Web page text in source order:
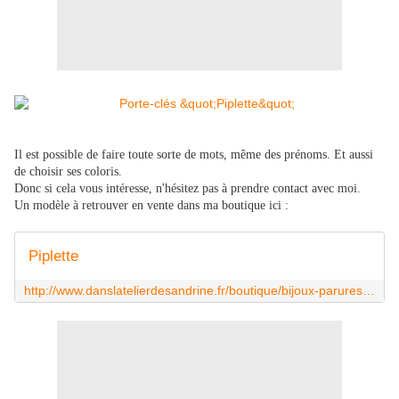
Il est possible de faire toute sorte de mots, même des prénoms. Et aussi
de choisir ses coloris.
Donc si cela vous intéresse, n'hésitez pas à prendre contact avec moi.
Un modèle à retrouver en vente dans ma boutique ici :
Piplette